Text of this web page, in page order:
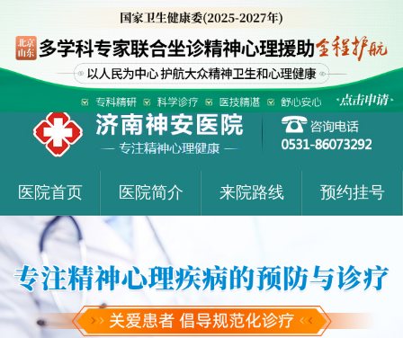
医院首页 医院简介 来院路线 预约挂号